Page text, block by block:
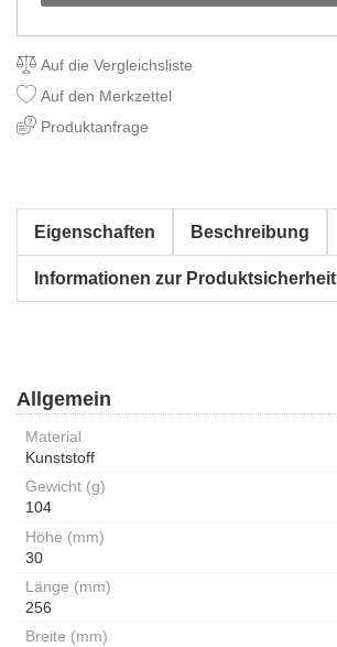
Auf die Vergleichsliste
Auf den Merkzettel
Produktanfrage
Eigenschaften Beschreibung
Informationen zur Produktsicherheit
Allgemein
Material
Kunststoff
Gewicht (g)
104
Höhe (mm)
30
Länge (mm)
256
Breite (mm)